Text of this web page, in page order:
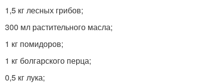
1,5 кг лесных грибов;
300 мл растительного масла;
1 кг помидоров;
1 кг болгарского перца;
0,5 кг лука;